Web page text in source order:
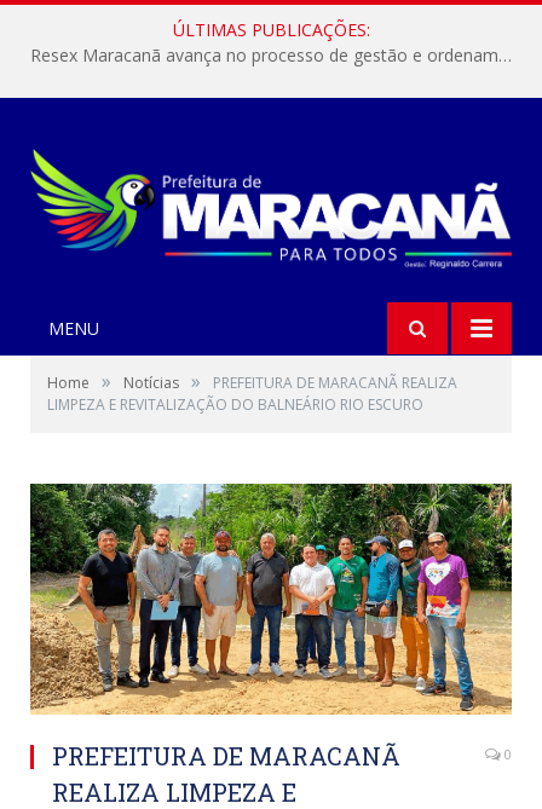
ÚLTIMAS PUBLICAÇÕES:
Resex Maracanã avança no processo de gestão e ordenamento do turismo em nossas áreas protegidas.
MENU
Home » Notícias »
PREFEITURA DE MARACANÃ REALIZA
LIMPEZA E REVITALIZAÇÃO DO BALNEÁRIO RIO ESCURO
PREFEITURA DE MARACANÃ
REALIZA LIMPEZA E
0